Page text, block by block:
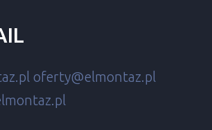
oferty@elmontaz.pl